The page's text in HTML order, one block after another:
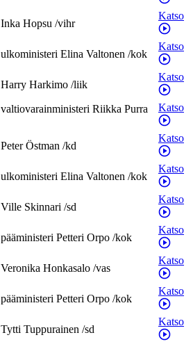
Inka Hopsu /vihr
Katso
ulkoministeri Elina Valtonen /kok
Katso
Harry Harkimo /liik
Katso
valtiovarainministeri Riikka Purra
Katso
Peter Östman /kd
Katso
ulkoministeri Elina Valtonen /kok
Katso
Ville Skinnari /sd
Katso
pääministeri Petteri Orpo /kok
Katso
Veronika Honkasalo /vas
Katso
pääministeri Petteri Orpo /kok
Katso
Tytti Tuppurainen /sd
Katso